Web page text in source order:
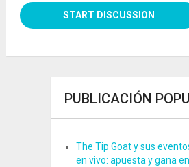
PUBLICACIÓN
The Tip Goat y sus
en vivo: apuesta y gana